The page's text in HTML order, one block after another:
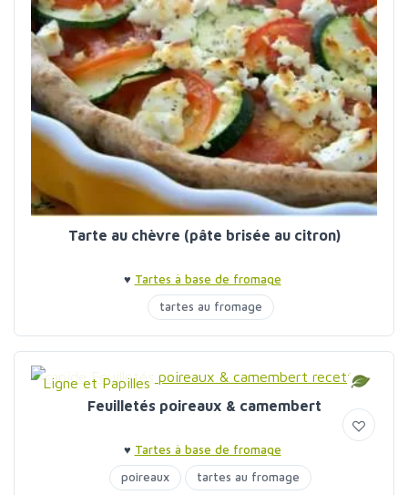
Tarte au chèvre (pâte brisée au citron)
♥ Tartes à base de fromage
tartes au fromage
Ligne et Papilles
Feuilletés poireaux & camembert
♥ Tartes à base de fromage
poireaux
tartes au fromage